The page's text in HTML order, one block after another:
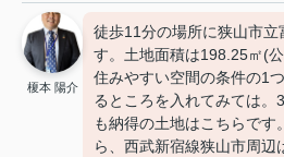
榎本 陽介
徒歩11分の場所に狭山市立
す。土地面積は198.25㎡(
住みやすい空間の条件の1
るところを入れてみては。
も納得の土地はこちらです
ら、西武新宿線狭山市周辺